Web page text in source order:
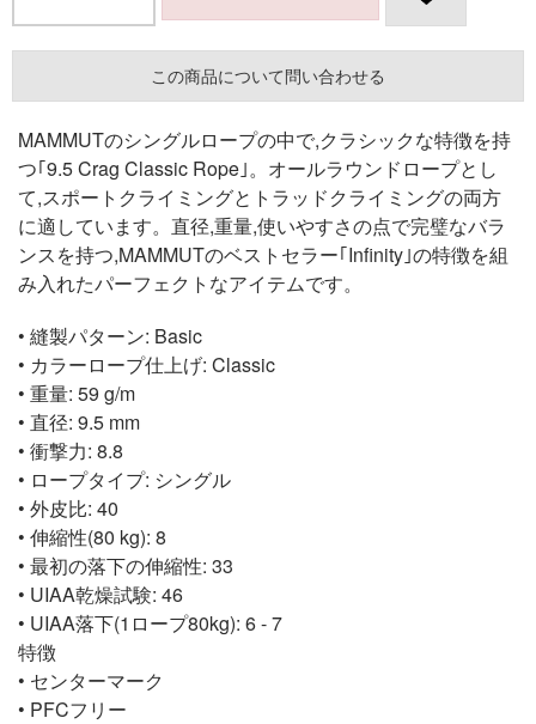
この商品について問い合わせる
MAMMUTのシングルロープの中で,クラシックな特徴を持
つ｢9.5 Crag Classic Rope｣。オールラウンドロープとし
て,スポートクライミングとトラッドクライミングの両方
に適しています。直径,重量,使いやすさの点で完璧なバラ
ンスを持つ,MAMMUTのベストセラー｢Infinity｣の特徴を組
み入れたパーフェクトなアイテムです。
• 縫製パターン: Basic
• カラーロープ仕上げ: Classic
• 重量: 59 g/m
• 直径: 9.5 mm
• 衝撃力: 8.8
• ロープタイプ: シングル
• 外皮比: 40
• 伸縮性(80 kg): 8
• 最初の落下の伸縮性: 33
• UIAA乾燥試験: 46
• UIAA落下(1ロープ80kg): 6 - 7
特徴
• センターマーク
• PFCフリー